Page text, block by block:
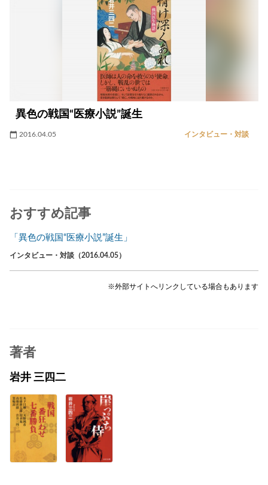
異色の戦国“医療小説”誕生
2016.04.05 インタビュー・対談
おすすめ記事
「異色の戦国“医療小説”誕生」
インタビュー・対談（2016.04.05）
※外部サイトへリンクしている場合もあります
著者
岩井 三四二